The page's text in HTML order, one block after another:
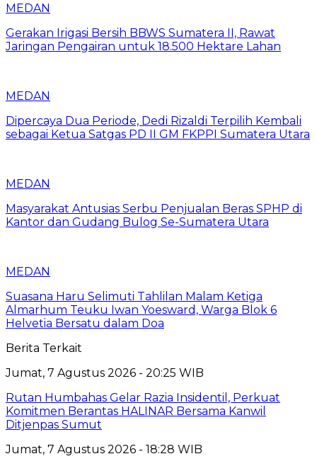
MEDAN
Gerakan Irigasi Bersih BBWS Sumatera II, Rawat
Jaringan Pengairan untuk 18.500 Hektare Lahan
MEDAN
Dipercaya Dua Periode, Dedi Rizaldi Terpilih Kembali
sebagai Ketua Satgas PD II GM FKPPI Sumatera Utara
MEDAN
Masyarakat Antusias Serbu Penjualan Beras SPHP di
Kantor dan Gudang Bulog Se-Sumatera Utara
MEDAN
Suasana Haru Selimuti Tahlilan Malam Ketiga
Almarhum Teuku Iwan Yoesward, Warga Blok 6
Helvetia Bersatu dalam Doa
Berita Terkait
Jumat, 7 Agustus 2026 - 20:25 WIB
Rutan Humbahas Gelar Razia Insidentil, Perkuat
Komitmen Berantas HALINAR Bersama Kanwil
Ditjenpas Sumut
Jumat, 7 Agustus 2026 - 18:28 WIB